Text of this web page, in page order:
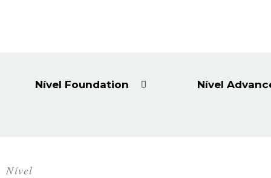
Nível Foundation Nível
Nível